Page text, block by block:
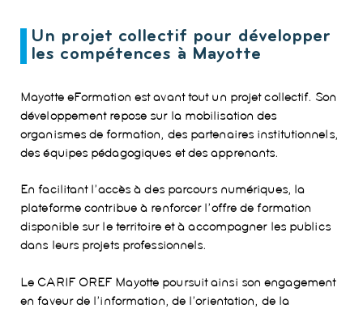
Un projet collectif pour développer
les compétences à Mayotte
Mayotte eFormation est avant tout un projet collectif. Son
développement repose sur la mobilisation des
organismes de formation, des partenaires institutionnels,
des équipes pédagogiques et des apprenants.
En facilitant l’accès à des parcours numériques, la
plateforme contribue à renforcer l’offre de formation
disponible sur le territoire et à accompagner les publics
dans leurs projets professionnels.
Le CARIF OREF Mayotte poursuit ainsi son engagement
en faveur de l’information, de l’orientation, de la